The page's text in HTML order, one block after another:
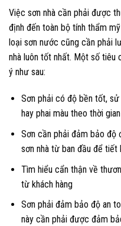
Việc sơn nhà cần phải được
định đến toàn bộ tính thẩm
loại sơn nước cũng cần phải
nhà luôn tốt nhất. Một số tiêu
ý như sau:
Sơn phải có độ bền tốt,
hay phai màu theo thời gian
Sơn cần phải đảm bảo độ
sơn nhà từ ban đầu để tiết
Tìm hiểu cẩn thận về
từ khách hàng
Sơn phải đảm bảo độ an
này cần phải được đảm